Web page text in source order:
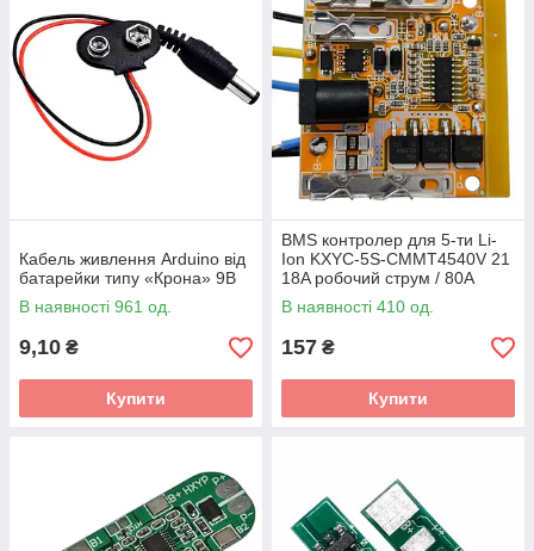
Кабель живлення Arduino від
батарейки типу «Крона» 9В
В наявності 961 од.
9,10 ₴
Купити
BMS контролер для 5-ти Li-
Ion KXYC-5S-CMMT4540V 21
18A робочий струм / 80A
пусковий, для
електроінструменту
В наявності 410 од.
157 ₴
Купити